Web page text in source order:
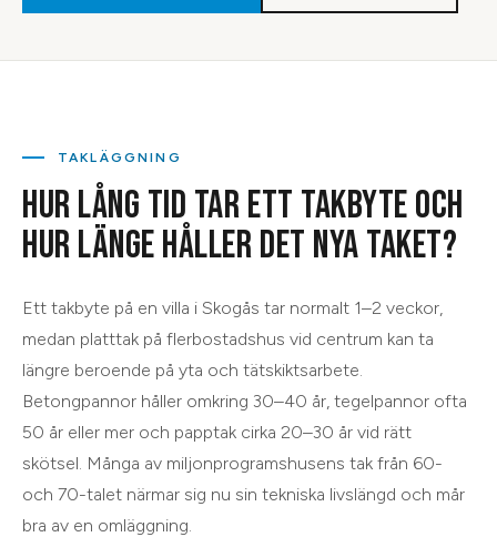
TAKLÄGGNING
HUR LÅNG TID TAR ETT TAKBYTE OCH
HUR LÄNGE HÅLLER DET NYA TAKET?
Ett takbyte på en villa i Skogås tar normalt 1–2 veckor,
medan platttak på flerbostadshus vid centrum kan ta
längre beroende på yta och tätskiktsarbete.
Betongpannor håller omkring 30–40 år, tegelpannor ofta
50 år eller mer och papptak cirka 20–30 år vid rätt
skötsel. Många av miljonprogramshusens tak från 60-
och 70-talet närmar sig nu sin tekniska livslängd och mår
bra av en omläggning.